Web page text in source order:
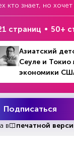
средства
кто знает, но
страниц 50+
Азиатский
Сеуле и
экономики
Подписаться
в печатной